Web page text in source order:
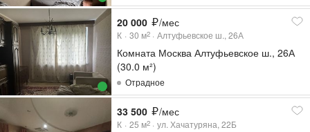
20 000 /мес
К 30 м2 Алтуфьевское ш., 26А
Комната Москва Алтуфьевское ш., 26А
(30.0 м²)
Отрадное
33 500 /мес
К 25 м2 ул. Хачатуряна, 22Б